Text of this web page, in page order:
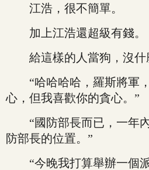
江浩，很不簡單。
加上江浩還超級有錢。
給這樣的人當狗，沒什
“哈哈哈哈，羅斯將軍，
心，但我喜歡你的貪心。”
“國防部長而已，一年內
防部長的位置。”
“今晚我打算舉辦一個